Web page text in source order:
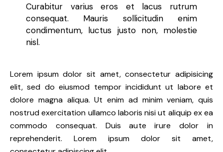
Curabitur varius eros et lacus rutrum
consequat. Mauris sollicitudin enim
condimentum, luctus justo non, molestie
nisl.
Lorem ipsum dolor sit amet, consectetur adipisicing
elit, sed do eiusmod tempor incididunt ut labore et
dolore magna aliqua. Ut enim ad minim veniam, quis
nostrud exercitation ullamco laboris nisi ut aliquip ex ea
commodo consequat. Duis aute irure dolor in
reprehenderit. Lorem ipsum dolor sit amet,